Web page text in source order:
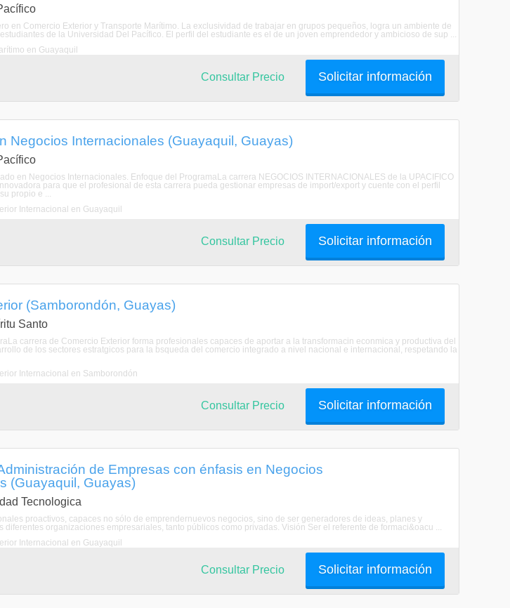
en Comercio Exterior y Transporte Marítimo. La exclusividad de trabajar en grupos pequeños, logra un ambiente de
de la Universidad Del Pacífico. El perfil del estudiante es el de un joven emprendedor y ambicioso de sup ...
en Guayaquil
Solicitar información
Consultar Precio
Negocios Internacionales (Guayaquil, Guayas)
en Negocios Internacionales. Enfoque del ProgramaLa carrera NEGOCIOS INTERNACIONALES de la UPACIFICO
para que el profesional de esta carrera pueda gestionar empresas de import/export y cuente con el perfil
propio e ...
Internacional en Guayaquil
Solicitar información
Consultar Precio
(Samborondón, Guayas)
Santo
carrera de Comercio Exterior forma profesionales capaces de aportar a la transformacin econmica y productiva del
de los sectores estratgicos para la bsqueda del comercio integrado a nivel nacional e internacional, respetando la
Internacional en Samborondón
Solicitar información
Consultar Precio
de Empresas con énfasis en Negocios
(Guayaquil, Guayas)
Tecnologica
proactivos, capaces no sólo de emprendernuevos negocios, sino de ser generadores de ideas, planes y
diferentes organizaciones empresariales, tanto públicos como privadas. Visión Ser el referente de formaci&oacu ...
Internacional en Guayaquil
Solicitar información
Consultar Precio